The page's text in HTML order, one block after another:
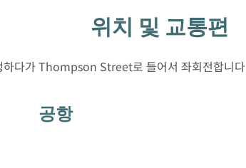
위치 및 교통편
다가 Thompson Street로 들어서 좌회전합니
공항